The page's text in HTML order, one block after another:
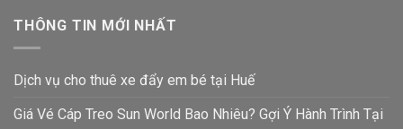
THÔNG TIN MỚI NHẤT
Dịch vụ cho thuê xe đẩy em bé tại Huế
Giá Vé Cáp Treo Sun World Bao Nhiêu? Gợi Ý Hành Trình Tại